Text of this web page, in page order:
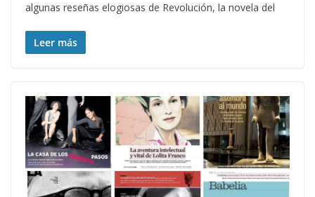
algunas reseñas elogiosas de Revolución, la novela del
Leer más